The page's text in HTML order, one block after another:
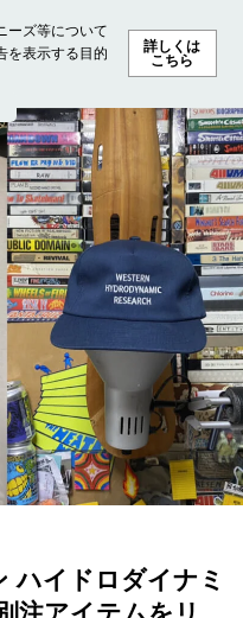
ーズ等について
を表示する目的
詳しくは
こちら
ファッション ビューテ
ハイドロダイナミ